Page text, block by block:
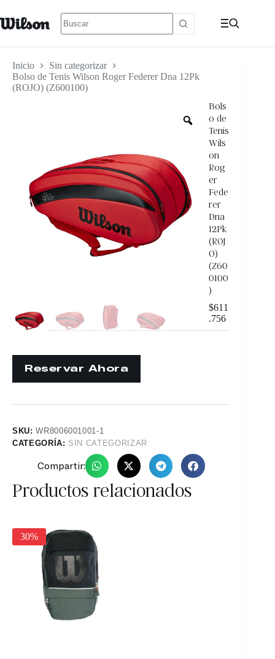
Inicio
Sin categorizar
Bolso de Tenis Wilson Roger Federer Dna 12Pk
(ROJO) (Z600100)
Bols
o de
Tenis
Wils
on
Rog
er
Fede
rer
Dna
12Pk
(ROJ
O)
(Z60
0100
)
$611
.756
SKU:WR8006001001-1
CATEGORÍA: SIN CATEGORIZAR
Compartir:
Productos relacionados
30%